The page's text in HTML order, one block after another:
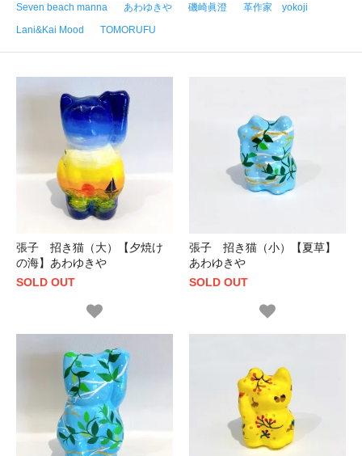
Seven beach manna
あわゆきや 磯崎眞澄
革作家 yokoji
Lani&Kai Mood
TOMORUFU
張子 招き猫（大）【夕焼け
の海】あわゆきや
SOLD OUT
張子 招き猫（小）【夏草】
あわゆきや
SOLD OUT